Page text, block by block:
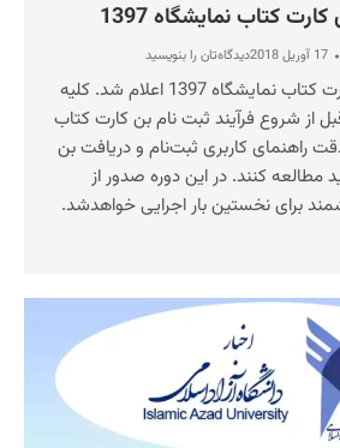
کتاب نمایشگاه 1397
17 آوریل 2018 دیدگاه‌تان را بنویسید
شروع ثبت نام بن کارت کتاب نمایشگاه 1397 اعلام شد. کلیه
از شروع فرآیند ثبت نام بن کارت کتاب
1397، به دقت راهنمای کاربری ثبت‌نام و دریافت بن
مطالعه کنند. در این دوره صدور از
برای نخستین بار اجرایی خواهد‌شد.